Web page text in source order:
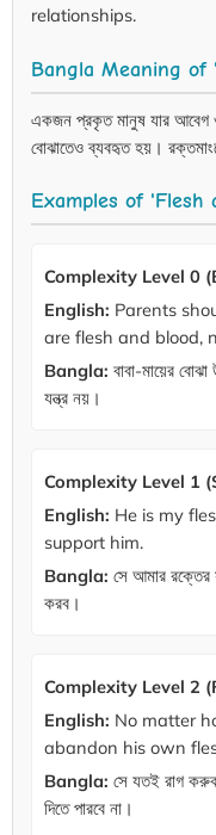
relationships.
Bangla Meaning of
একজন প্রকৃত মানুষ যার আবেগ
বোঝাতেও ব্যবহৃত হয়।
Examples of 'Flesh
Complexity Level 0
English: Parents
are flesh and blood,
Bangla: বাবা-মায়ের
যন্ত্র নয়।
Complexity Level 1
English: He is my
support him.
Bangla: সে আমার রক্তের
করব।
Complexity Level 2
English: No matter
abandon his own
Bangla: সে যতই রাগ
দিতে পারবে না।